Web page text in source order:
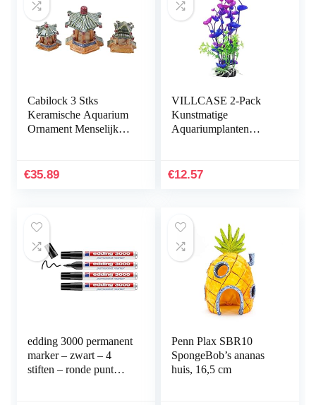
Cabilock 3 Stks
Keramische Aquarium
Ornament Menselijk
Desktop Inrichting
€35.89
VILLCASE 2-Pack
Kunstmatige
Aquariumplanten
Inrichting Plastic
€12.57
edding 3000 permanent
marker – zwart – 4
stiften – ronde punt
Penn Plax SBR10
SpongeBob’s ananas
huis, 16,5 cm